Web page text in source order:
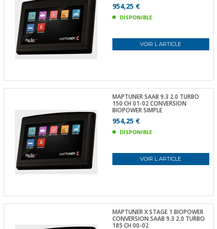
954,25 €
DISPONIBLE
VOIR L ARTICLE
MAPTUNER SAAB 9.3 2.0 TURBO
150 CH 01-02 CONVERSION
BIOPOWER SIMPLE
954,25 €
DISPONIBLE
VOIR L ARTICLE
MAPTUNER X STAGE 1 BIOPOWER
CONVERSION SAAB 9.3 2.0 TURBO
185 CH 00-02